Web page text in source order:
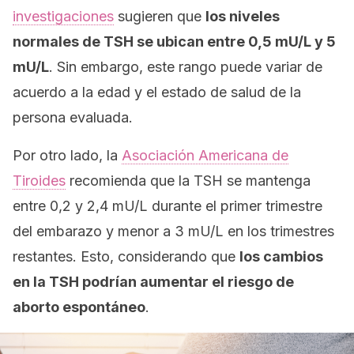
investigaciones sugieren que los niveles
normales de TSH se ubican entre 0,5 mU/L y 5
mU/L. Sin embargo, este rango puede variar de
acuerdo a la edad y el estado de salud de la
persona evaluada.
Por otro lado, la Asociación Americana de
Tiroides recomienda que la TSH se mantenga
entre 0,2 y 2,4 mU/L durante el primer trimestre
del embarazo y menor a 3 mU/L en los trimestres
restantes. Esto, considerando que los cambios
en la TSH podrían aumentar el riesgo de
aborto espontáneo.